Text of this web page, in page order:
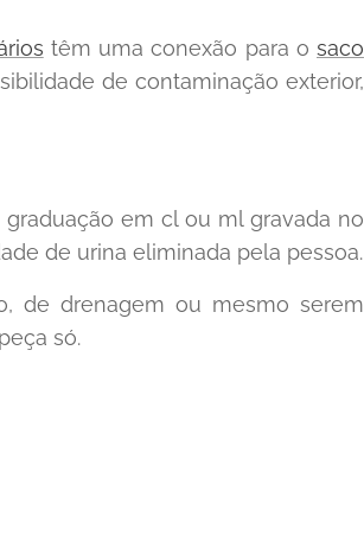
têm uma conexão para osaco
de contaminação exterior,
em cl ou ml gravada no
de urina eliminada pela pessoa.
de drenagem ou mesmo serem
só.